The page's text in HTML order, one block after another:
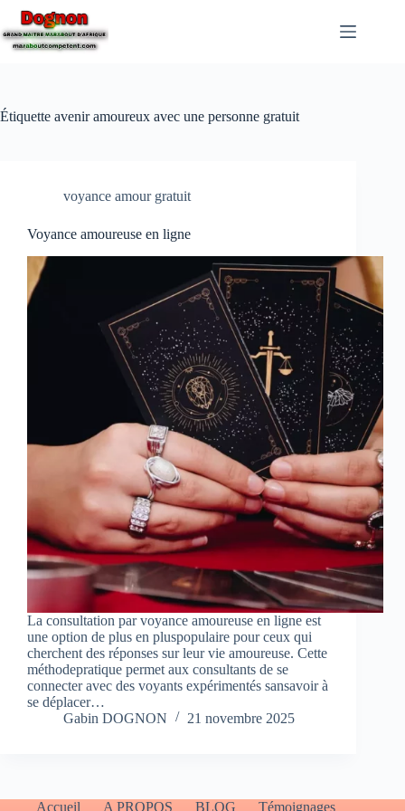
Étiquette avenir amoureux avec une personne gratuit
voyance amour gratuit
Voyance amoureuse en ligne
La consultation par voyance amoureuse en ligne est
une option de plus en pluspopulaire pour ceux qui
cherchent des réponses sur leur vie amoureuse. Cette
méthodepratique permet aux consultants de se
connecter avec des voyants expérimentés sansavoir à
se déplacer…
Gabin DOGNON
21 novembre 2025
Accueil A PROPOS BLOG Témoignages